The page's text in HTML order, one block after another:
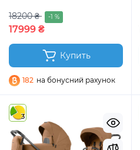
18200 ₴ -1 %
17999 ₴
Купить
182 на бонусний рахунок
3